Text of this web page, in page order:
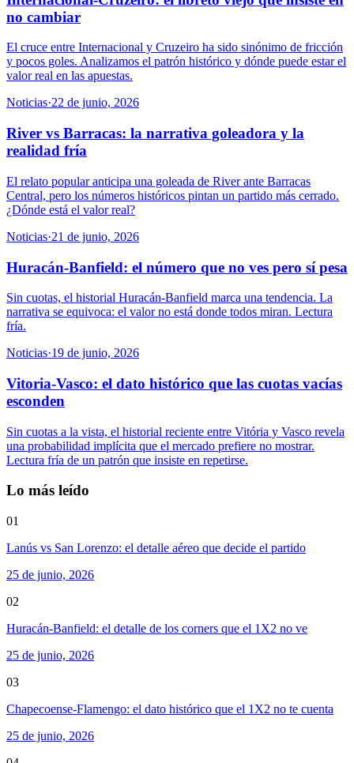
no cambiar
El cruce entre Internacional y Cruzeiro ha sido sinónimo de fricción
y pocos goles. Analizamos el patrón histórico y dónde puede estar el
valor real en las apuestas.
Noticias·22 de junio, 2026
River vs Barracas: la narrativa goleadora y la
realidad fría
El relato popular anticipa una goleada de River ante Barracas
Central, pero los números históricos pintan un partido más cerrado.
¿Dónde está el valor real?
Noticias·21 de junio, 2026
Huracán-Banfield: el número que no ves pero sí pesa
Sin cuotas, el historial Huracán-Banfield marca una tendencia. La
narrativa se equivoca: el valor no está donde todos miran. Lectura
fría.
Noticias·19 de junio, 2026
Vitoria-Vasco: el dato histórico que las cuotas vacías
esconden
Sin cuotas a la vista, el historial reciente entre Vitória y Vasco revela
una probabilidad implícita que el mercado prefiere no mostrar.
Lectura fría de un patrón que insiste en repetirse.
Lo más leído
01
Lanús vs San Lorenzo: el detalle aéreo que decide el partido
25 de junio, 2026
02
Huracán-Banfield: el detalle de los corners que el 1X2 no ve
25 de junio, 2026
03
Chapecoense-Flamengo: el dato histórico que el 1X2 no te cuenta
25 de junio, 2026